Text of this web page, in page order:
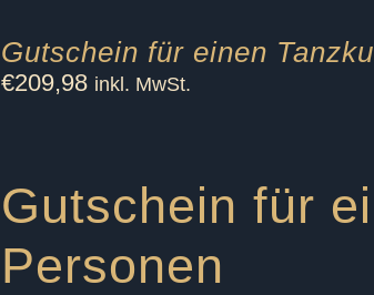
Gutschein für einen
€209,98 inkl. MwSt.
Gutschein für
Personen